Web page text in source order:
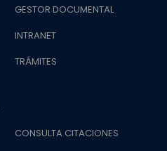
GESTOR DOCUMENTAL
INTRANET
TRÁMITES
CONSULTA CITACIONES